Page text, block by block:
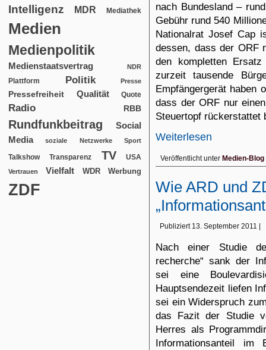
Intelligenz
MDR Mediathek
Medien
Medienpolitik
Medienstaatsvertrag NDR
Plattform Politik Presse
Pressefreiheit Qualität Quote
Radio RBB
Rundfunkbeitrag
Social
Media
soziale Netzwerke Sport
Talkshow Transparenz TV USA
Vertrauen Vielfalt WDR Werbung
ZDF
nach Bundesland –
Gebühr rund 540
Nationalrat Josef Cap
dessen, dass der ORF
den kompletten
zurzeit tausende
Empfängergerät haben
dass der ORF nur
Steuertopf rückerstattet
Weiterlesen
Veröffentlicht unter Medien-Blog
Wie ARD und
Publiziert 13. September 2011
Nach einer Studieder
recherche“ sank der
sei eine
Hauptsendezeit liefen
sei ein Widerspruch
das Fazit der Studie
Herres als
Informationsanteil im